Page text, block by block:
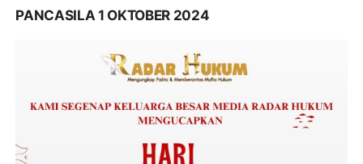
PANCASILA 1 OKTOBER 2024